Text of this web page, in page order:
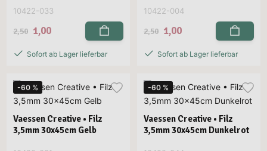
10422-033
2,50 1,00
Sofort ab Lager lieferbar
10422-004
2,50 1,00
Sofort ab Lager lieferbar
-60 %
Vaessen Creative • Filz
3,5mm 30x45cm Gelb
-60 %
Vaessen Creative • Filz
3,5mm 30x45cm Dunkelrot